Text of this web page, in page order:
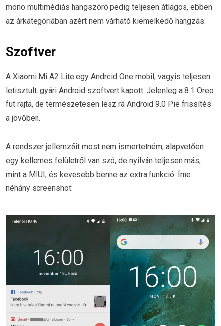
mono multimédiás hangszóró pedig teljesen átlagos, ebben
az árkategóriában azért nem várható kiemelkedő hangzás.
Szoftver
A Xiaomi Mi A2 Lite egy Android One mobil, vagyis teljesen
letisztult, gyári Android szoftvert kapott. Jelenleg a 8.1 Oreo
fut rajta, de természetesen lesz rá Android 9.0 Pie frissítés
a jövőben.
A rendszer jellemzőit most nem ismertetném, alapvetően
egy kellemes felületről van szó, de nyilván teljesen más,
mint a MIUI, és kevesebb benne az extra funkció. Íme
néhány screenshot: